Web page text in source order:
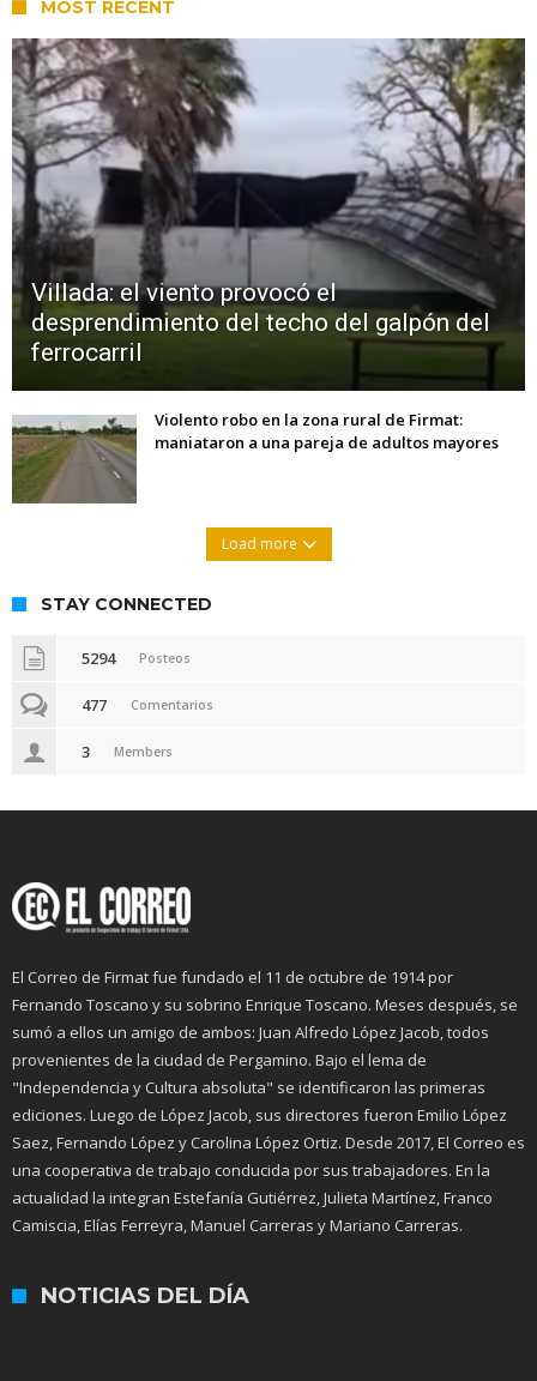
MOST RECENT
Villada: el viento provocó el
desprendimiento del techo del galpón del
ferrocarril
Violento robo en la zona rural de Firmat:
maniataron a una pareja de adultos mayores
Load more
STAY CONNECTED
5294 Posteos
477 Comentarios
3 Members
El Correo de Firmat fue fundado el 11 de octubre de 1914 por
Fernando Toscano y su sobrino Enrique Toscano. Meses después, se
sumó a ellos un amigo de ambos: Juan Alfredo López Jacob, todos
provenientes de la ciudad de Pergamino. Bajo el lema de
"Independencia y Cultura absoluta" se identificaron las primeras
ediciones. Luego de López Jacob, sus directores fueron Emilio López
Saez, Fernando López y Carolina López Ortiz. Desde 2017, El Correo es
una cooperativa de trabajo conducida por sus trabajadores. En la
actualidad la integran Estefanía Gutiérrez, Julieta Martínez, Franco
Camiscia, Elías Ferreyra, Manuel Carreras y Mariano Carreras.
NOTICIAS DEL DÍA